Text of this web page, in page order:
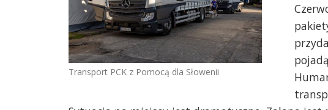
Transport PCK z Pomocą dla Słowenii